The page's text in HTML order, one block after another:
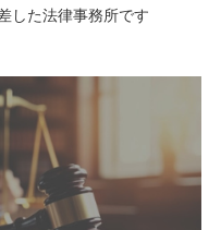
した法律事務所です